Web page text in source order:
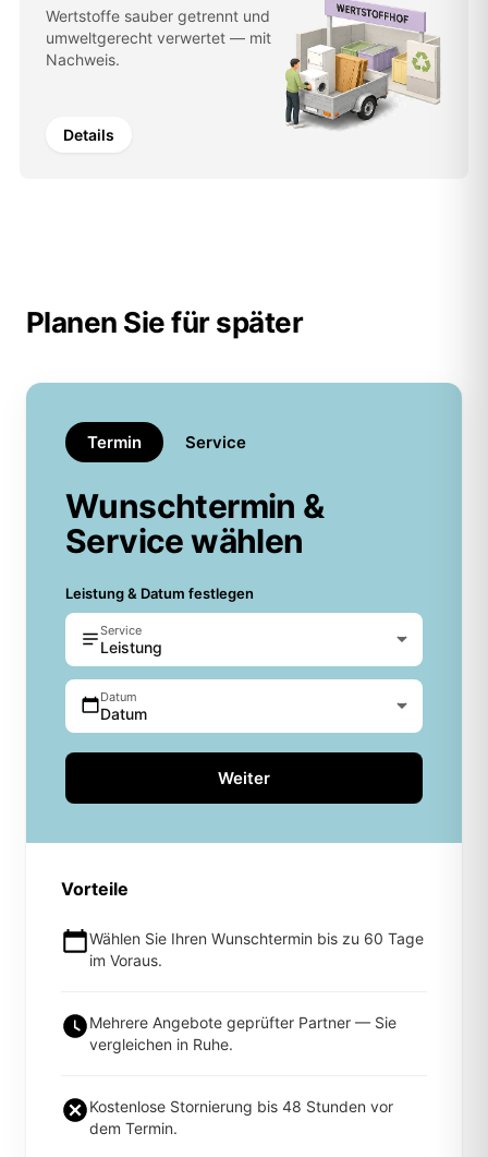
Wertstoffe sauber getrennt und
umweltgerecht verwertet — mit
Nachweis.
Details
Planen Sie für später
Termin Service
Wunschtermin &
Service wählen
Leistung & Datum festlegen
Service
Leistung
Datum
Datum
Weiter
Vorteile
Wählen Sie Ihren Wunschtermin bis zu 60 Tage
im Voraus.
Mehrere Angebote geprüfter Partner — Sie
vergleichen in Ruhe.
Kostenlose Stornierung bis 48 Stunden vor
dem Termin.